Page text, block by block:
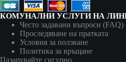
КОМУНАЛНИ УСЛУГИ НА
Често задавани въпроси (FAQ)
Проследяване на пратката
Условия за ползване
Политика за връщане
Пазарувайте сигурно